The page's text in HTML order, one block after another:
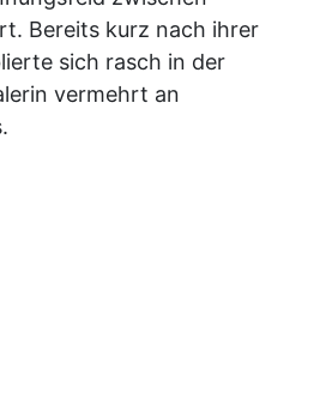
Bereits kurz nach ihrer
sich rasch in der
vermehrt an